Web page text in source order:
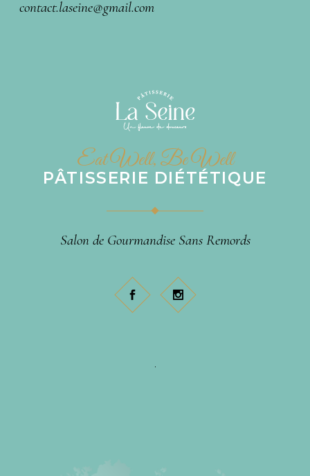
contact.laseine@gmail.com
Eat Well, Be Well
PÂTISSERIE DIÉTÉTIQUE
Salon de Gourmandise Sans Remords